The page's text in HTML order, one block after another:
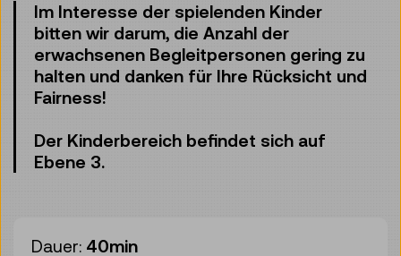
Im Interesse der spielenden Kinder
bitten wir darum, die Anzahl der
erwachsenen Begleitpersonen gering zu
halten und danken für Ihre Rücksicht und
Fairness!
Der Kinderbereich befindet sich auf
Ebene 3.
Dauer: 40min